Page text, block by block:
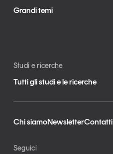
Grandi temi
Studi e ricerche
Tutti gli studi e le ricerche
Chi siamoNewsletterContatti
Seguici